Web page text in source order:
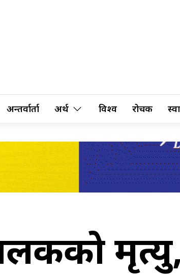
अन्तर्वार्ता अर्थ विश्व रोचक
मृत्यु,